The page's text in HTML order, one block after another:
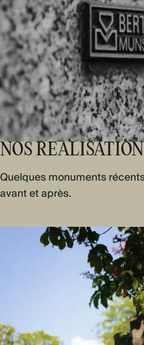
NOS
Quelques monuments
avant et après.